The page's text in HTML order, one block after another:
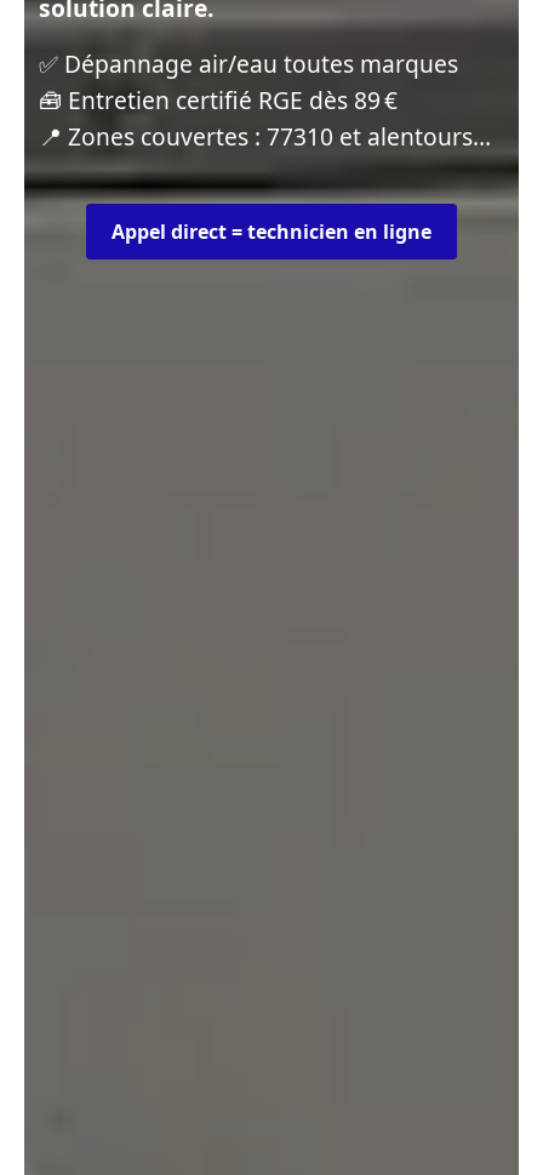
solution claire.
✅ Dépannage air/eau toutes marques
🧰 Entretien certifié RGE dès 89 €
📍 Zones couvertes : 77310 et alentours…
Appel direct = technicien en ligne